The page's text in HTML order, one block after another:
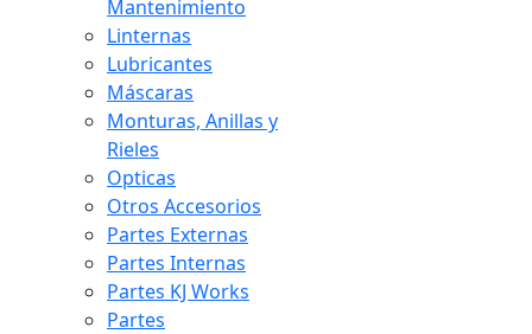
Mantenimiento
Linternas
Lubricantes
Máscaras
Monturas, Anillas y
Rieles
Opticas
Otros Accesorios
Partes Externas
Partes Internas
Partes KJ Works
Partes